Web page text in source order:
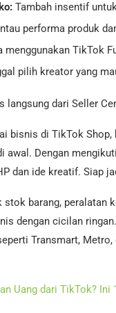
Tambah insentif
performa produk
menggunakan TikTok
pilih kreator yang
langsung dari Seller
bisnis di TikTok
awal. Dengan mengikuti
dan ide kreatif. Siap
barang, peralatan
dengan cicilan
Transmart,
Uang dari TikTok?